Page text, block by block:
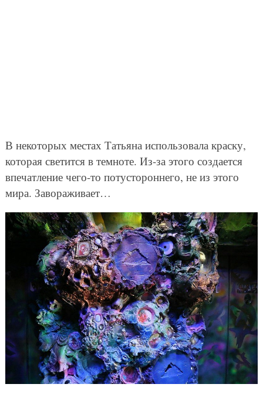
В некоторых местах Татьяна использовала краску,
которая светится в темноте. Из-за этого создается
впечатление чего-то потустороннего, не из этого
мира. Завораживает…